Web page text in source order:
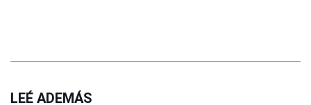
LEÉ ADEMÁS